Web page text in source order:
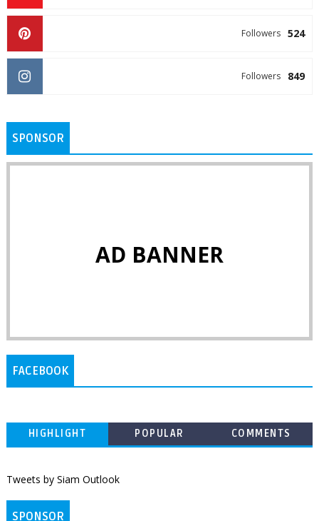
524
Followers
849
Followers
SPONSOR
AD BANNER
FACEBOOK
HIGHLIGHT POPULAR COMMENTS
Tweets by Siam Outlook
SPONSOR